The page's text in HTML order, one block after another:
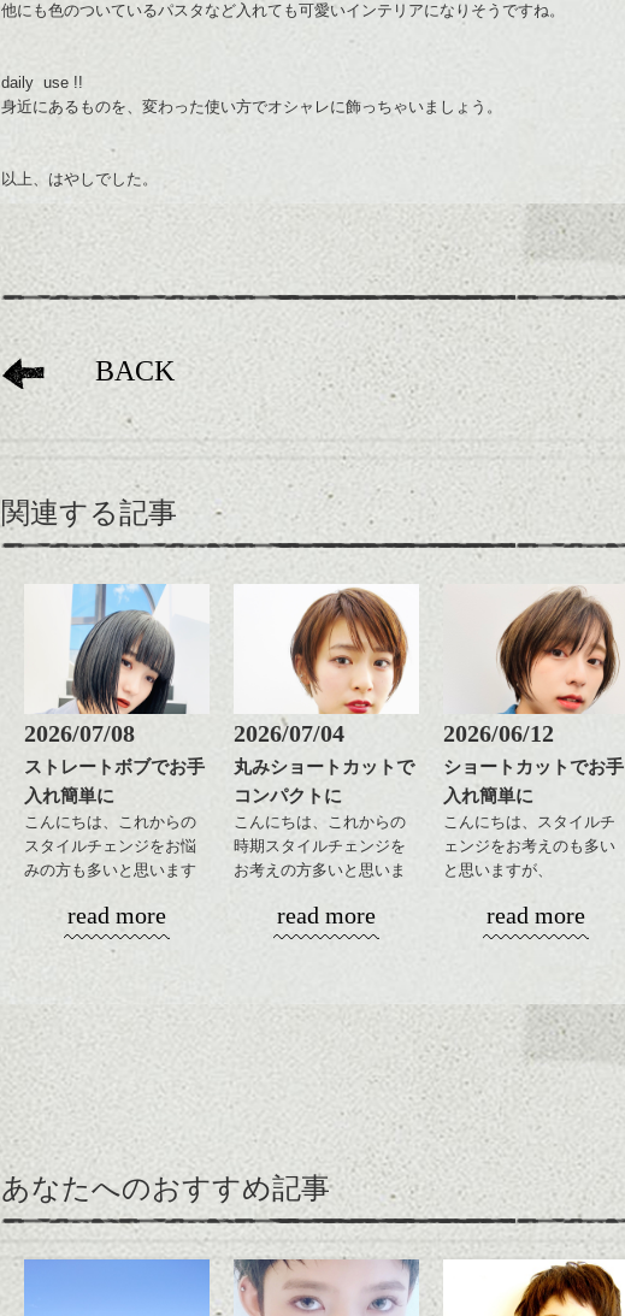
他にも色のついているパスタなど入れても可愛いインテリアになりそうですね。
daily use !!
身近にあるものを、変わった使い方でオシャレに飾っちゃいましょう。
以上、はやしでした。
BACK
関連する記事
2026/07/08
ストレートボブでお手
入れ簡単に
こんにちは、これからの
スタイルチェンジをお悩
みの方も多いと思います
やっぱりボブでお手入れ
しやすいスタイルだと毎
あご下のラインでやや長
さを残したボブは雰囲気
も出しやすくていろいろ
おすすめですね。
前髪もやや重めにカット
してラインを強調するの
もこれからは良い感じで
す、
read more
2026/07/04
丸みショートカットで
コンパクトに
こんにちは、これからの
時期スタイルチェンジを
お考えの方多いと思いま
コンパクトなフォルムが
いろんなシーンに雰囲気
をだしやすくスタイリン
グも簡単で良いので朝の
そんなショートカット。
軽めの前髪で透け感を演
出できるので、
この時期とてもおすすめ
ですよ。
read more
2026/06/12
ショートカットでお手
入れ簡単に
こんにちは、スタイルチ
ェンジをお考えのも多い
と思いますが、
演出したスタイルもこれ
からの季節とてもおすす
前髪を軽めに調整し、フ
ェイスラインのデザイン
ですっきりした印象にな
るようカット。
バックを短めにカットし
全体のボリューム感がコ
ンパクトになるようにす
るのが良い感じです。
read more
あなたへのおすすめ記事